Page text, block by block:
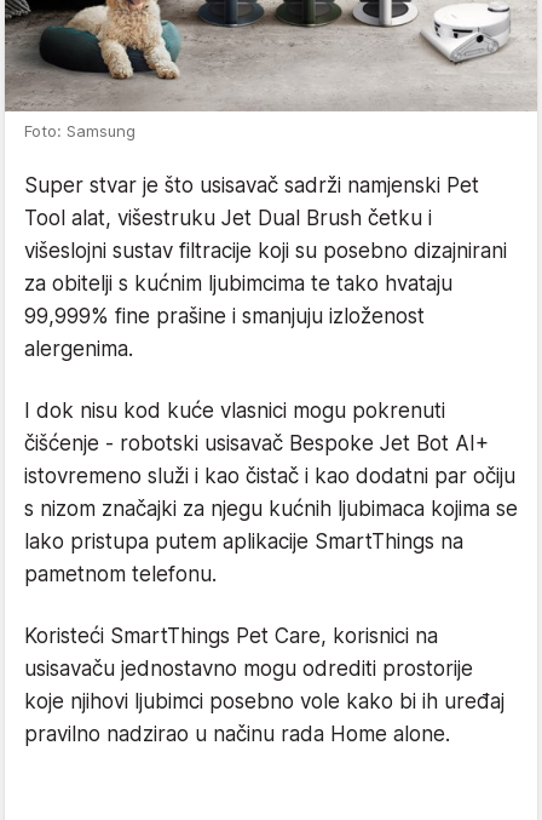
Foto: Samsung
Super stvar je što usisavač sadrži namjenski Pet
Tool alat, višestruku Jet Dual Brush četku i
višeslojni sustav filtracije koji su posebno dizajnirani
za obitelji s kućnim ljubimcima te tako hvataju
99,999% fine prašine i smanjuju izloženost
alergenima.
I dok nisu kod kuće vlasnici mogu pokrenuti
čišćenje - robotski usisavač Bespoke Jet Bot AI+
istovremeno služi i kao čistač i kao dodatni par očiju
s nizom značajki za njegu kućnih ljubimaca kojima se
lako pristupa putem aplikacije SmartThings na
pametnom telefonu.
Koristeći SmartThings Pet Care, korisnici na
usisavaču jednostavno mogu odrediti prostorije
koje njihovi ljubimci posebno vole kako bi ih uređaj
pravilno nadzirao u načinu rada Home alone.